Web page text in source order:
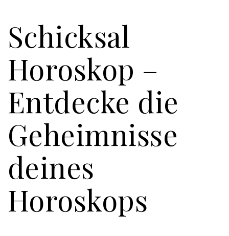
Schicksal
Horoskop –
Entdecke die
Geheimnisse
deines
Horoskops